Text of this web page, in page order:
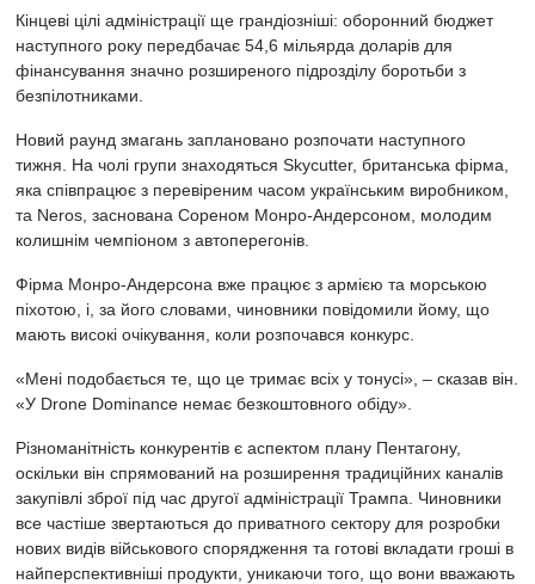
Кінцеві цілі адміністрації ще грандіозніші: оборонний бюджет
наступного року передбачає 54,6 мільярда доларів для
фінансування значно розширеного підрозділу боротьби з
безпілотниками.
Новий раунд змагань заплановано розпочати наступного
тижня. На чолі групи знаходяться Skycutter, британська фірма,
яка співпрацює з перевіреним часом українським виробником,
та Neros, заснована Сореном Монро-Андерсоном, молодим
колишнім чемпіоном з автоперегонів.
Фірма Монро-Андерсона вже працює з армією та морською
піхотою, і, за його словами, чиновники повідомили йому, що
мають високі очікування, коли розпочався конкурс.
«Мені подобається те, що це тримає всіх у тонусі», – сказав він.
«У Drone Dominance немає безкоштовного обіду».
Різноманітність конкурентів є аспектом плану Пентагону,
оскільки він спрямований на розширення традиційних каналів
закупівлі зброї під час другої адміністрації Трампа. Чиновники
все частіше звертаються до приватного сектору для розробки
нових видів військового спорядження та готові вкладати гроші в
найперспективніші продукти, уникаючи того, що вони вважають